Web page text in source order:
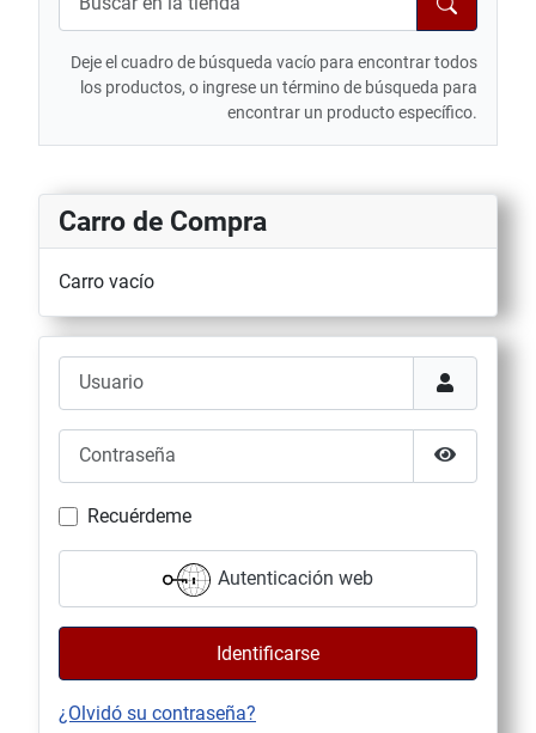
Carro de Compra
Carro vacío
Mostrar
Recuérdeme
Autenticación web
Identificarse
¿Olvidó su contraseña?
Deje el cuadro de búsqueda vacío para encontrar todos
los productos, o ingrese un término de búsqueda para
encontrar un producto específico.